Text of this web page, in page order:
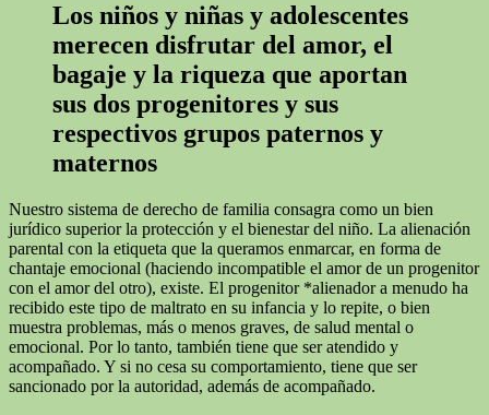
Los niños y niñas y adolescentes
merecen disfrutar del amor, el
bagaje y la riqueza que aportan
sus dos progenitores y sus
respectivos grupos paternos y
maternos
Nuestro sistema de derecho de familia consagra como un bien
jurídico superior la protección y el bienestar del niño. La alienación
parental con la etiqueta que la queramos enmarcar, en forma de
chantaje emocional (haciendo incompatible el amor de un progenitor
con el amor del otro), existe. El progenitor *alienador a menudo ha
recibido este tipo de maltrato en su infancia y lo repite, o bien
muestra problemas, más o menos graves, de salud mental o
emocional. Por lo tanto, también tiene que ser atendido y
acompañado. Y si no cesa su comportamiento, tiene que ser
sancionado por la autoridad, además de acompañado.